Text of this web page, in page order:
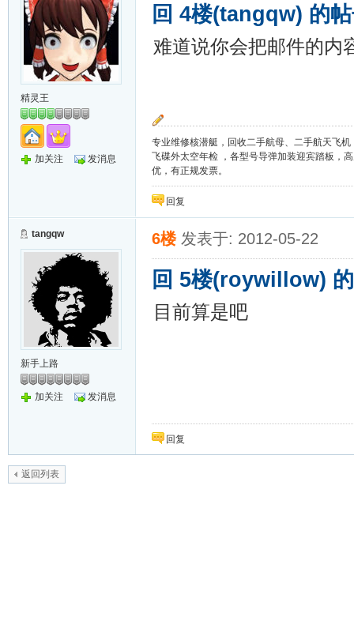
精灵王
加关注 发消息
回 4楼(tangqw) 的
难道说你会把邮件的内
专业维修核潜艇，回收二手航母、二手航天飞
飞碟外太空年检 ，各型号导弹加装迎宾踏板，
优，有正规发票。
回复
tangqw
新手上路
加关注 发消息
6楼 发表于: 2012-05-22
回 5楼(roywillow)
目前算是吧
回复
返回列表